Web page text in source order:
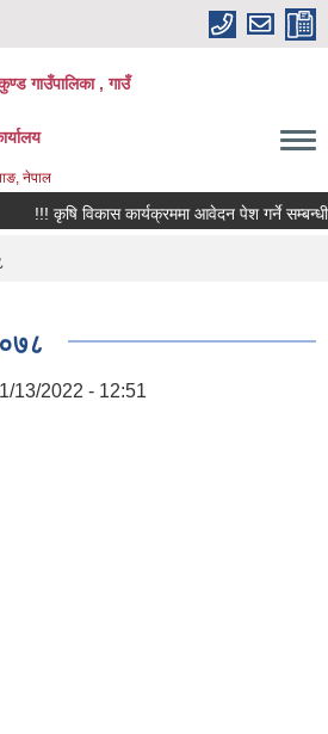
गाउँपालिका , गाउँ
नेपाल
!!! कृषि विकास कार्यक्रममा आवेदन पेश गर्ने सम्बन्धी
13/2022 - 12:51